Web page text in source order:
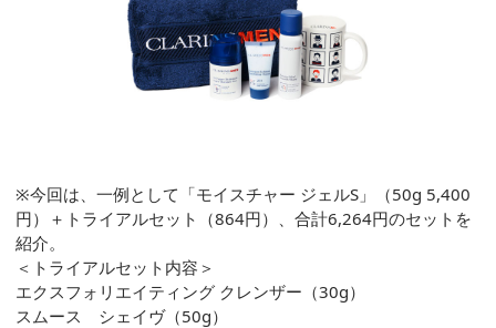
※今回は、一例として「モイスチャー ジェルS」（50g 5,400
円）＋トライアルセット（864円）、合計6,264円のセットを
紹介。
＜トライアルセット内容＞
エクスフォリエイティング クレンザー（30g）
スムース シェイヴ（50g）